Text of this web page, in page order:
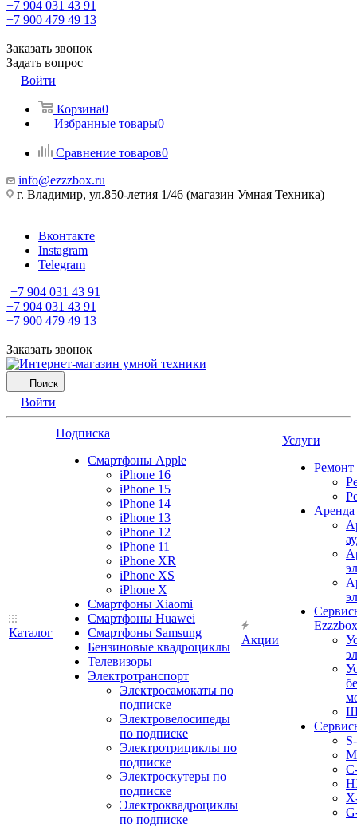
+7 904 031 43 91
+7 900 479 49 13
Заказать звонок
Задать вопрос
Войти
Корзина0
Избранные товары0
Сравнение товаров0
info@ezzzbox.ru
г. Владимир, ул.850-летия 1/46 (магазин Умная Техника)
Вконтакте
Instagram
Telegram
+7 904 031 43 91
+7 904 031 43 91
+7 900 479 49 13
Заказать звонок
Поиск
Войти
Каталог
Подписка
Смартфоны Apple
iPhone 16
iPhone 15
iPhone 14
iPhone 13
iPhone 12
iPhone 11
iPhone XR
iPhone XS
iPhone X
Смартфоны Xiaomi
Смартфоны Huawei
Смартфоны Samsung
Бензиновые квадроциклы
Телевизоры
Электротранспорт
Электросамокаты по
подписке
Электровелосипеды
по подписке
Электротрициклы по
подписке
Электроскутеры по
подписке
Электроквадроциклы
по подписке
Акции
Услуги
Ремонт
Аренда
Ezzzbox